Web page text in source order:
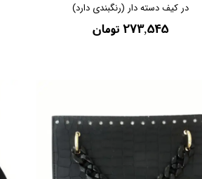
در کیف دسته دار (رنگبندی دارد)
۲۷۳,۵۴۵ تومان